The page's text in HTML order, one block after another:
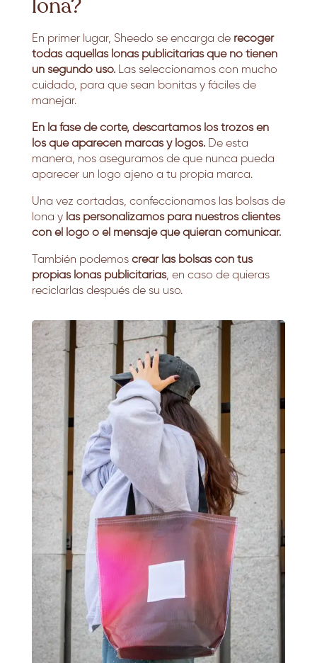
lona?
En primer lugar, Sheedo se encarga de recoger
todas aquellas lonas publicitarias que no tienen
un segundo uso.Las seleccionamos con mucho
cuidado, para que sean bonitas y fáciles de
manejar.
En la fase de corte, descartamos los trozos en
los que aparecen marcas y logos.De esta
manera, nos aseguramos de que nunca pueda
aparecer un logo ajeno a tu propia marca.
Una vez cortadas, confeccionamos las bolsas de
lona y las personalizamos para nuestros clientes
con el logo o el mensaje que quieran comunicar.
También podemos crear las bolsas con tus
propias lonas publicitarias, en caso de quieras
reciclarlas después de su uso.